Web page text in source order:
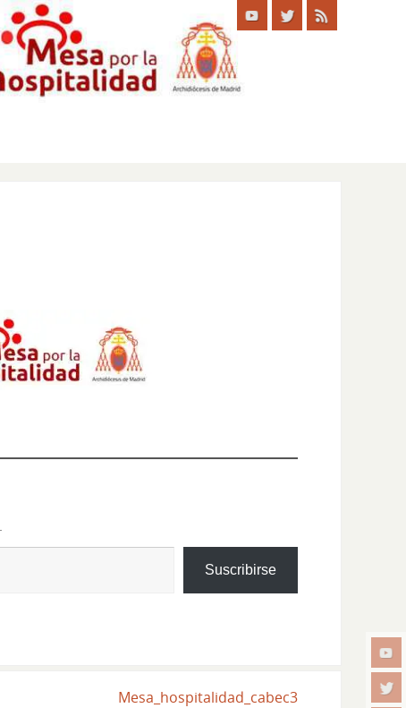
Suscribirse
Mesa_hospitalidad_cabec3